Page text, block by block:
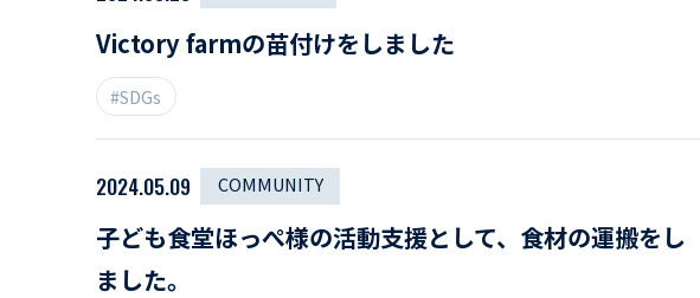
Victory farmの苗付けをしました
#SDGs
2024.05.09 COMMUNITY
子ども食堂ほっぺ様の活動支援として、食材の運搬をし
ました。